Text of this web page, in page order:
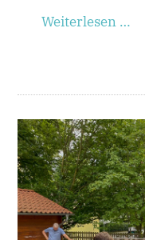
Weiterlesen …